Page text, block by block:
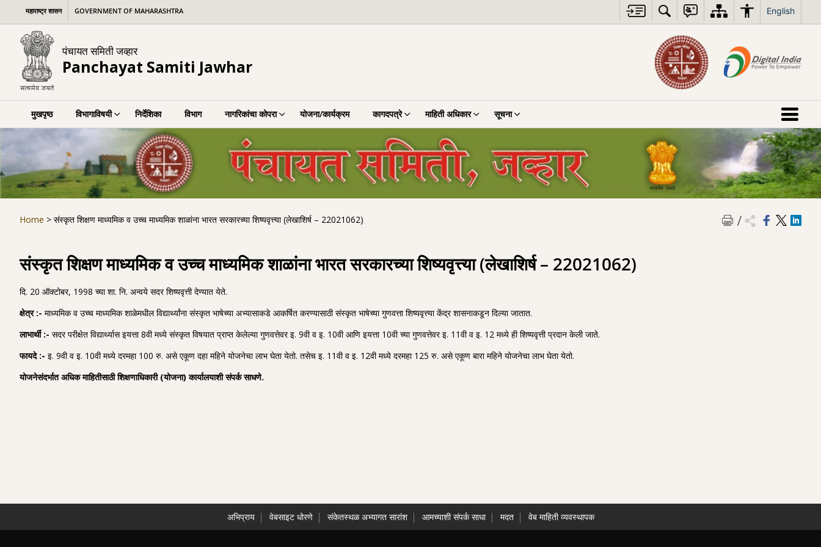
content
English
महाराष्ट्र शासन GOVERNMENT OF MAHARASHTRA
पंचायत समिती जव्हार
Panchayat Samiti Jawhar
मुखपृष्ठ विभागाविषयी निर्देशिका विभाग नागरिकांचा कोपरा योजना/कार्यक्रम कागदपत्रे माहिती अधिकार सूचना
Home > संस्कृत शिक्षण माध्यमिक व उच्च माध्यमिक शाळांना भारत सरकारच्या शिष्यवृत्त्या (लेखाशिर्ष – 22021062)
संस्कृत शिक्षण माध्यमिक व उच्च माध्यमिक शाळांना भारत सरकारच्या शिष्यवृत्त्या (लेखाशिर्ष – 22021062)
दि. 20 ऑक्टोबर, 1998 च्या शा. नि. अन्वये सदर शिष्यवृत्ती देण्यात येते.
क्षेत्र :- माध्यमिक व उच्च माध्यमिक शाळेमधील विद्यार्थ्यांना संस्कृत भाषेच्या अभ्यासाकडे आकर्षित करण्यासाठी संस्कृत भाषेच्या गुणवत्ता शिष्यवृत्त्या केंद्र शासनाकडून दिल्या जातात.
लाभार्थी:- सदर परीक्षेत विद्यार्थ्यास इयत्ता 8वी मध्ये संस्कृत विषयात प्राप्त केलेल्या गुणवत्तेवर इ. 9वी व इ. 10वी आणि इयत्ता 10वी च्या गुणवत्तेवर इ. 11वी व इ. 12 मध्ये ही शिष्यवृत्ती प्रदान केली जाते.
फायदे:- इ. 9वी व इ. 10वी मध्ये दरमहा 100 रु. असे एकूण दहा महिने योजनेचा लाभ घेता येतो. तसेच इ. 11वी व इ. 12वी मध्ये दरमहा 125 रु. असे एकूण बारा महिने योजनेचा लाभ घेता येतो.
योजनेसंदर्भात अधिक माहितीसाठी शिक्षणाधिकारी (योजना)कार्यालयाशी संपर्क साधणे.
अभिप्राय वेबसाइट धोरणे संकेतस्थळ अभ्यागत सारांश आमच्याशी संपर्क साधा मदत वेब माहिती व्यवस्थापक